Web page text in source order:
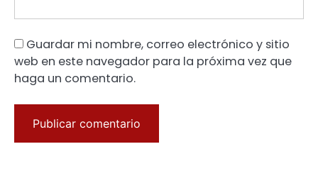
Guardar mi nombre, correo electrónico y sitio
web en este navegador para la próxima vez que
haga un comentario.